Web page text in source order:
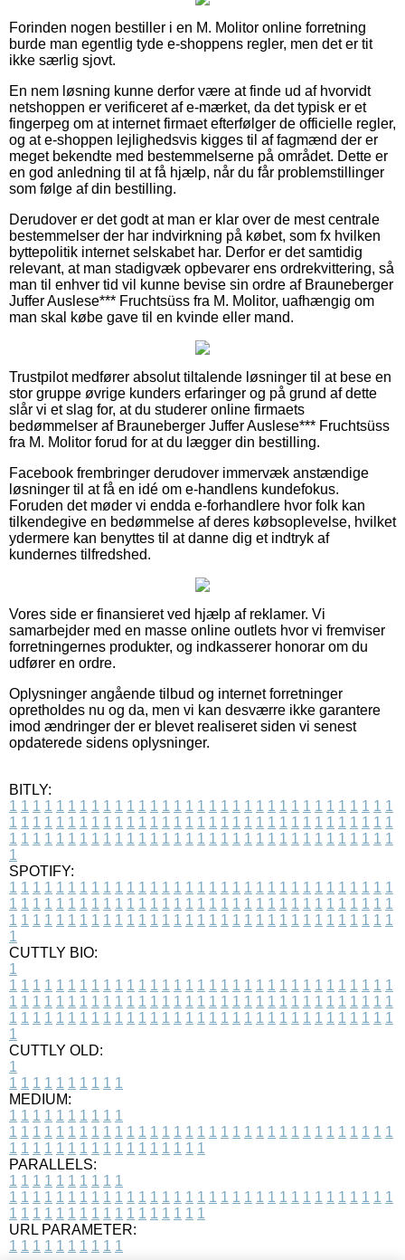
Forinden nogen bestiller i en M. Molitor online forretning
burde man egentlig tyde e-shoppens regler, men det er tit
ikke særlig sjovt.
En nem løsning kunne derfor være at finde ud af hvorvidt
netshoppen er verificeret af e-mærket, da det typisk er et
fingerpeg om at internet firmaet efterfølger de officielle regler,
og at e-shoppen lejlighedsvis kigges til af fagmænd der er
meget bekendte med bestemmelserne på området. Dette er
en god anledning til at få hjælp, når du får problemstillinger
som følge af din bestilling.
Derudover er det godt at man er klar over de mest centrale
bestemmelser der har indvirkning på købet, som fx hvilken
byttepolitik internet selskabet har. Derfor er det samtidig
relevant, at man stadigvæk opbevarer ens ordrekvittering, så
man til enhver tid vil kunne bevise sin ordre af Brauneberger
Juffer Auslese*** Fruchtsüss fra M. Molitor, uafhængig om
man skal købe gave til en kvinde eller mand.
Trustpilot medfører absolut tiltalende løsninger til at bese en
stor gruppe øvrige kunders erfaringer og på grund af dette
slår vi et slag for, at du studerer online firmaets
bedømmelser af Brauneberger Juffer Auslese*** Fruchtsüss
fra M. Molitor forud for at du lægger din bestilling.
Facebook frembringer derudover immervæk anstændige
løsninger til at få en idé om e-handlens kundefokus.
Foruden det møder vi endda e-forhandlere hvor folk kan
tilkendegive en bedømmelse af deres købsoplevelse, hvilket
ydermere kan benyttes til at danne dig et indtryk af
kundernes tilfredshed.
Vores side er finansieret ved hjælp af reklamer. Vi
samarbejder med en masse online outlets hvor vi fremviser
forretningernes produkter, og indkasserer honorar om du
udfører en ordre.
Oplysninger angående tilbud og internet forretninger
opretholdes nu og da, men vi kan desværre ikke garantere
imod ændringer der er blevet realiseret siden vi senest
opdaterede sidens oplysninger.
BITLY:
1 1 1 1 1 1 1 1 1 1 1 1 1 1 1 1 1 1 1 1 1 1 1 1 1 1 1 1 1 1 1 1 1
1 1 1 1 1 1 1 1 1 1 1 1 1 1 1 1 1 1 1 1 1 1 1 1 1 1 1 1 1 1 1 1 1
1 1 1 1 1 1 1 1 1 1 1 1 1 1 1 1 1 1 1 1 1 1 1 1 1 1 1 1 1 1 1 1 1
1
SPOTIFY:
1 1 1 1 1 1 1 1 1 1 1 1 1 1 1 1 1 1 1 1 1 1 1 1 1 1 1 1 1 1 1 1 1
1 1 1 1 1 1 1 1 1 1 1 1 1 1 1 1 1 1 1 1 1 1 1 1 1 1 1 1 1 1 1 1 1
1 1 1 1 1 1 1 1 1 1 1 1 1 1 1 1 1 1 1 1 1 1 1 1 1 1 1 1 1 1 1 1 1
1
CUTTLY BIO:
1
1 1 1 1 1 1 1 1 1 1 1 1 1 1 1 1 1 1 1 1 1 1 1 1 1 1 1 1 1 1 1 1 1
1 1 1 1 1 1 1 1 1 1 1 1 1 1 1 1 1 1 1 1 1 1 1 1 1 1 1 1 1 1 1 1 1
1 1 1 1 1 1 1 1 1 1 1 1 1 1 1 1 1 1 1 1 1 1 1 1 1 1 1 1 1 1 1 1 1
1
CUTTLY OLD:
1
1 1 1 1 1 1 1 1 1 1
MEDIUM:
1 1 1 1 1 1 1 1 1 1
1 1 1 1 1 1 1 1 1 1 1 1 1 1 1 1 1 1 1 1 1 1 1 1 1 1 1 1 1 1 1 1 1
1 1 1 1 1 1 1 1 1 1 1 1 1 1 1 1 1
PARALLELS:
1 1 1 1 1 1 1 1 1 1
1 1 1 1 1 1 1 1 1 1 1 1 1 1 1 1 1 1 1 1 1 1 1 1 1 1 1 1 1 1 1 1 1
1 1 1 1 1 1 1 1 1 1 1 1 1 1 1 1 1
URL PARAMETER:
1 1 1 1 1 1 1 1 1 1